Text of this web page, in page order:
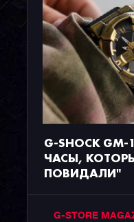
G-SHOCK
ЧАСЫ,
ПОВИДАЛИ"
G-STORE